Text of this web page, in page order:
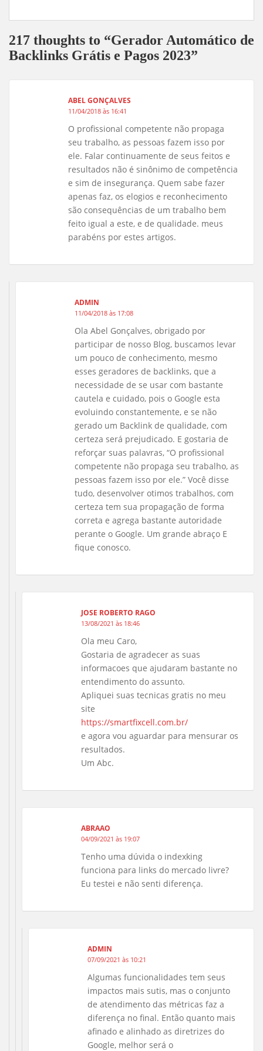
217 thoughts to “Gerador Automático de
Backlinks Grátis e Pagos 2023”
ABEL GONÇALVES
11/04/2018 às 16:41
O profissional competente não propaga
seu trabalho, as pessoas fazem isso por
ele. Falar continuamente de seus feitos e
resultados não é sinônimo de competência
e sim de insegurança. Quem sabe fazer
apenas faz, os elogios e reconhecimento
são consequências de um trabalho bem
feito igual a este, e de qualidade. meus
parabéns por estes artigos.
ADMIN
11/04/2018 às 17:08
Ola Abel Gonçalves, obrigado por
participar de nosso Blog, buscamos levar
um pouco de conhecimento, mesmo
esses geradores de backlinks, que a
necessidade de se usar com bastante
cautela e cuidado, pois o Google esta
evoluindo constantemente, e se não
gerado um Backlink de qualidade, com
certeza será prejudicado. E gostaria de
reforçar suas palavras, “O profissional
competente não propaga seu trabalho, as
pessoas fazem isso por ele.” Você disse
tudo, desenvolver otimos trabalhos, com
certeza tem sua propagação de forma
correta e agrega bastante autoridade
perante o Google. Um grande abraço E
fique conosco.
JOSE ROBERTO RAGO
13/08/2021 às 18:46
Ola meu Caro,
Gostaria de agradecer as suas
informacoes que ajudaram bastante no
entendimento do assunto.
Apliquei suas tecnicas gratis no meu
site
https://smartfixcell.com.br/
e agora vou aguardar para mensurar os
resultados.
Um Abc.
ABRAAO
04/09/2021 às 19:07
Tenho uma dúvida o indexking
funciona para links do mercado livre?
Eu testei e não senti diferença.
ADMIN
07/09/2021 às 10:21
Algumas funcionalidades tem seus
impactos mais sutis, mas o conjunto
de atendimento das métricas faz a
diferença no final. Então quanto mais
afinado e alinhado as diretrizes do
Google, melhor será o